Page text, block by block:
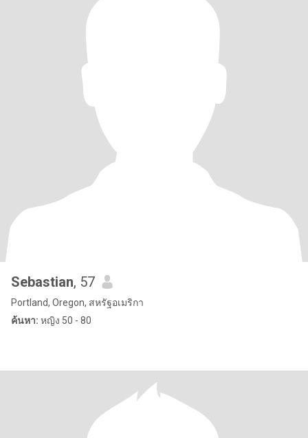
Sebastian, 57
Portland, Oregon, สหรัฐอเมริกา
ค้นหา: หญิง 50 - 80